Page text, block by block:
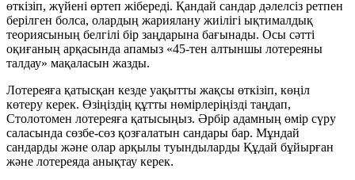
өткізіп, жүйені өртеп жібереді. Қандай сандар дәлелсіз ретпен
берілген болса, олардың жариялану жиілігі ықтималдық
теориясының белгілі бір заңдарына бағынады. Осы сәтті
оқиғаның арқасында апамыз «45-тен алтыншы лотереяны
талдау» мақаласын жазды.
Лотереяға қатысқан кезде уақытты жақсы өткізіп, көңіл
көтеру керек. Өзіңіздің құтты нөмірлеріңізді таңдап,
Столотомен лотереяға қатысыңыз. Әрбір адамның өмір сүру
саласында сөзбе-сөз қозғалатын сандары бар. Мұндай
сандарды және олар арқылы туындыларды Құдай бұйырған
және лотереяда анықтау керек.